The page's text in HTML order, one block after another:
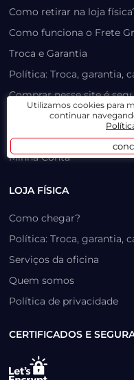
Como retirar na loja
Como funciona o Frete
Troca e Garantia
Política: Troca, garantia,
Comprar nesse site é
Formas de pagamento
Trabalhe Conosco
Minha Conta
LOJA FÍSICA
Como chegar?
Política: Troca, garantia,
Serviços da oficina
Quem somos
Política de privacidade
CERTIFICADOS E
Utilizamos cookies para
continuar